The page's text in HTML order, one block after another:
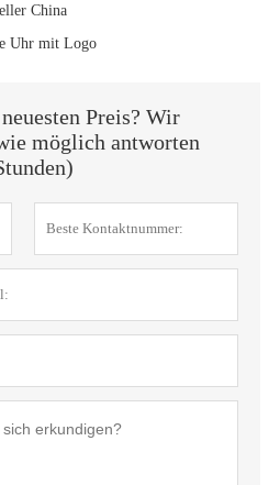
China
Uhr mit Logo
Preis? Wir
möglich antworten